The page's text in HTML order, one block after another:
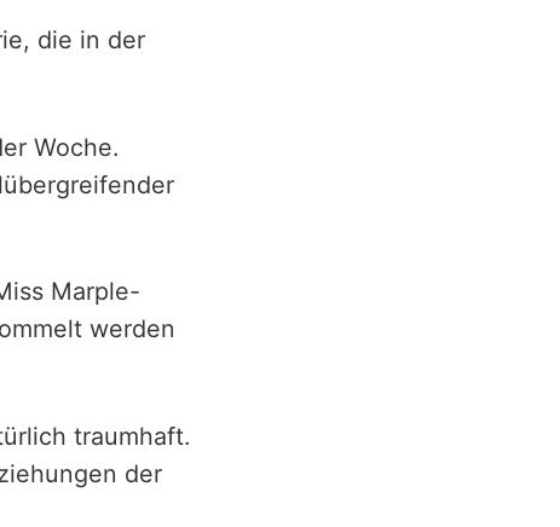
die in der
Woche.
Marple-
werden
traumhaft.
der